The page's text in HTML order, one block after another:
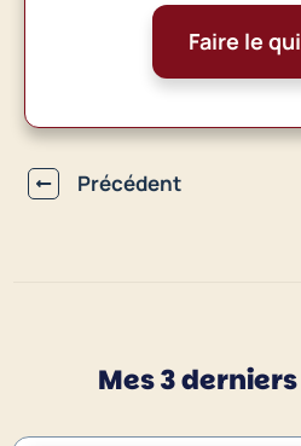
Faire le
Précédent
Mes 3 derniers